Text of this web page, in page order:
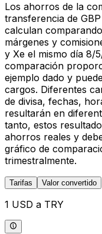
Los ahorros de la
transferencia de
calculan
márgenes y
y Xe el mismo día 8/
comparación
ejemplo dado y
cargos. Diferentes
de divisa, fechas,
resultarán en
tanto, estos
ahorros reales y
gráfico de
trimestralmente.
Tarifas Valor convertido
1 USD a TRY